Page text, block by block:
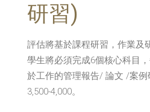
研習)
評估將基於課程研習，作業及
學生將必須完成6個核心科目
於工作的管理報告/ 論文 /案例
3,500-4,000。